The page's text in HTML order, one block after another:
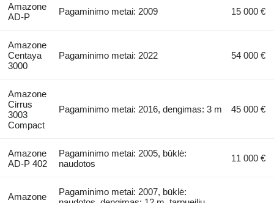
Amazone
AD-P
Pagaminimo metai: 2009 15 000 €
Amazone
Centaya
3000
Pagaminimo metai: 2022 54 000 €
Amazone
Cirrus
3003
Compact
Pagaminimo metai: 2016, dengimas: 3 m 45 000 €
Amazone
AD-P 402
Pagaminimo metai: 2005, būklė:
naudotos
11 000 €
Amazone
Pagaminimo metai: 2007, būklė: